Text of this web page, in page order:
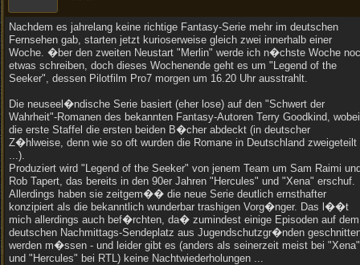
Nachdem es jahrelang keine richtige Fantasy-Serie mehr im deutschen
Fernsehen gab, starten jetzt kurioserweise gleich zwei innerhalb einer
Woche. �ber den zweiten Neustart "Merlin" werde ich n�chste Woche
etwas schreiben, doch dieses Wochenende geht es um "Legend of the
Seeker", dessen Pilotfilm Pro7 morgen um 16.20 Uhr ausstrahlt.
Die neuseel�ndische Serie basiert (eher lose) auf den "Schwert der
Wahrheit"-Romanen des bekannten Fantasy-Autoren Terry Goodkind, wobei
die erste Staffel die ersten beiden B�cher abdeckt (in deutscher
Z�hlweise, denn wie so oft wurden die Romane in Deutschland zweigeteilt
...).
Produziert wird "Legend of the Seeker" von jenem Team um Sam Raimi
Rob Tapert, das bereits in den 90er Jahren "Hercules" und "Xena" erschuf.
Allerdings haben sie zeitgem�� die neue Serie deutlich ernsthafter
konzipiert als die bekanntlich wunderbar trashigen Vorg�nger. Das l��t
mich allerdings auch bef�rchten, da� zumindest einige Episoden auf dem
deutschen Nachmittags-Sendeplatz aus Jugendschutzgr�nden
werden m�ssen - und leider gibt es (anders als seinerzeit meist bei "Xena"
und "Hercules" bei RTL) keine Nachtwiederholungen ...